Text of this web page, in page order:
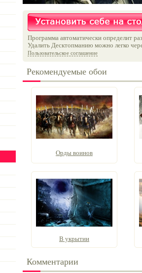
Программа автоматически определит
Удалить Десктопманию можно легко
Пользовательское соглашение
Рекомендуемые обои
Орды воинов
В укрытии
Комментарии